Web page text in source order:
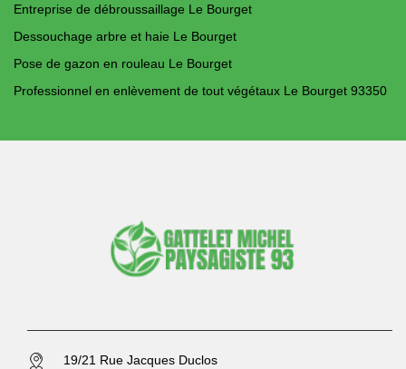
Entreprise de débroussaillage Le Bourget
Dessouchage arbre et haie Le Bourget
Pose de gazon en rouleau Le Bourget
Professionnel en enlèvement de tout végétaux Le Bourget 93350
19/21 Rue Jacques Duclos